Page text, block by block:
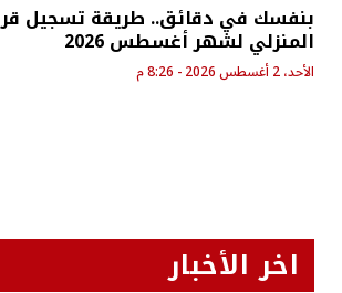
بنفسك في دقائق.. طريقة تسجيل
المنزلي لشهر أغسطس 2026
الأحد، 2 أغسطس 2026 - 8:26 م
اخر الأخبار